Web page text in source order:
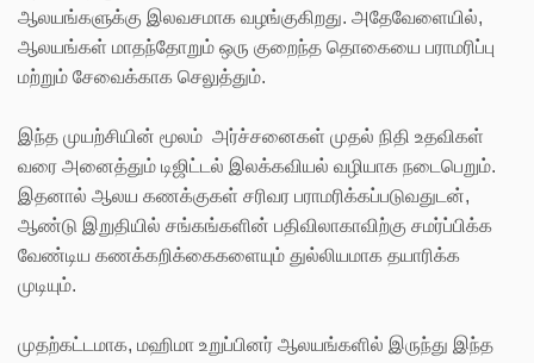
ஆலயங்களுக்கு இலவசமாக வழங்குகிறது. அதேவேளையில்,
ஆலயங்கள் மாதந்தோறும் ஒரு குறைந்த தொகையை பராமரிப்பு
மற்றும் சேவைக்காக செலுத்தும்.
இந்த முயற்சியின் மூலம் அர்ச்சனைகள் முதல் நிதி உதவிகள்
வரை அனைத்தும் டிஜிட்டல் இலக்கவியல் வழியாக நடைபெறும்.
இதனால் ஆலய கணக்குகள் சரிவர பராமரிக்கப்படுவதுடன்,
ஆண்டு இறுதியில் சங்கங்களின் பதிவிலாகாவிற்கு சமர்ப்பிக்க
வேண்டிய கணக்கறிக்கைகளையும் துல்லியமாக தயாரிக்க
முடியும்.
முதற்கட்டமாக, மஹிமா உறுப்பினர் ஆலயங்களில் இருந்து இந்த